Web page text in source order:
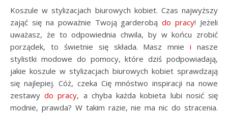
Koszule w stylizacjach biurowych kobiet. Czas najwyższy
zająć się na poważnie Twoją garderobądo pracy! Jeżeli
uważasz, że to odpowiednia chwila, by w końcu zrobić
porządek, to świetnie się składa. Masz mniei nasze
stylistki modowe do pomocy, które dziś podpowiadają,
jakie koszule w stylizacjach biurowych kobiet sprawdzają
się najlepiej. Cóż, czeka Cię mnóstwo inspiracji na nowe
zestawydo pracy, a chyba każda kobieta lubi nosić się
modnie, prawda? W takim razie, nie ma nic do stracenia.